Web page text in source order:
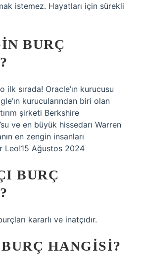
istemez. Hayatları için sürekli
BURÇ
ilk sırada! Oracle’ın kurucusu
kurucularından biri olan
şirketi Berkshire
ve en büyük hissedarı Warren
en zengin insanları
Leo!15 Ağustos 2024
BURÇ
kararlı ve inatçıdır.
HANGISI?